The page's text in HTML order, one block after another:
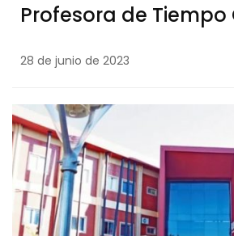
Profesora de
28 de junio de 2023